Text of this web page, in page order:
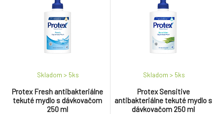
Protex Fresh antibakteriálne
tekuté mydlo s dávkovačom
250 ml
Skladom > 5ks
Protex Sensitive
antibakteriálne tekuté mydlo s
dávkovačom 250 ml
Skladom > 5ks